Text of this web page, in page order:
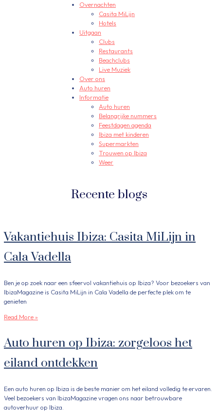
Overnachten
Casita MiLijn
Hotels
Uitgaan
Clubs
Restaurants
Beachclubs
Live Muziek
Over ons
Auto huren
Informatie
Auto huren
Belangrijke nummers
Feestdagen agenda
Ibiza met kinderen
Supermarkten
Trouwen op Ibiza
Weer
Recente blogs
Vakantiehuis Ibiza: Casita MiLijn in
Cala Vadella
Ben je op zoek naar een sfeervol vakantiehuis op Ibiza? Voor bezoekers van
IbizaMagazine is Casita MiLijn in Cala Vadella de perfecte plek om te
genieten
Read More »
Auto huren op Ibiza: zorgeloos het
eiland ontdekken
Een auto huren op Ibiza is de beste manier om het eiland volledig te ervaren.
Veel bezoekers van IbizaMagazine vragen ons naar betrouwbare
autoverhuur op Ibiza.